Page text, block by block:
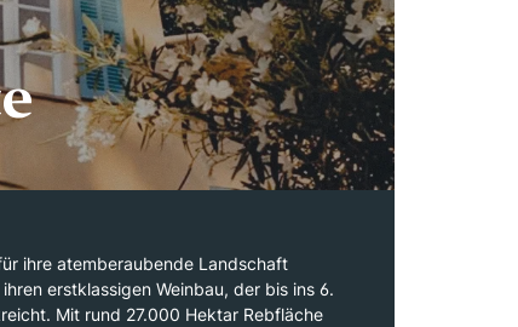
ihre atemberaubende Landschaft
erstklassigen Weinbau, der bis ins 6.
Mit rund 27.000 Hektar Rebfläche